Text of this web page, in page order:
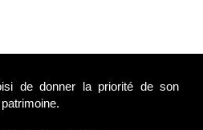
de donner la priorité de son